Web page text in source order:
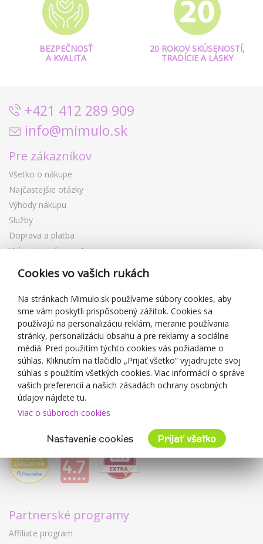
BEZPEČNOSŤ
A KVALITA
20 ROKOV SKÚSENOSTÍ,
TRADÍCIE A LÁSKY
+421 412 289 909
info@mimulo.sk
Pre zákazníkov
Všetko o nákupe
Najčastejšie otázky
Výhody nákupu
Služby
Doprava a platba
Vrátenie a výmena tovaru
Reklamácia
Darčekové poukážky
Zľavové kupóny
Blog
O predajcovi
Mimulo.sk
Obchodné podmienky
Ochrana osobných údajov GDPR
Kontakty
Spolupracujeme
Partnerské programy
Affiliate program
Cookies vo vašich rukách
Na stránkach Mimulo.sk používame súbory cookies, aby
sme vám poskytli prispôsobený zážitok. Cookies sa
používajú na personalizáciu reklám, meranie používania
stránky, personalizáciu obsahu a pre reklamy a sociálne
médiá. Pred použitím týchto cookies vás požiadame o
súhlas. Kliknutím na tlačidlo „Prijať všetko“ vyjadrujete svoj
súhlas s použitím všetkých cookies. Viac informácií o správe
vašich preferencií a našich zásadách ochrany osobných
údajov nájdete tu.
Viac o súboroch cookies
Nastavenie cookies Prijať všetko